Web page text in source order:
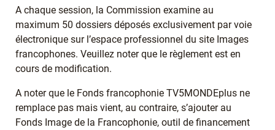
A chaque session, la Commission examine au
maximum 50 dossiers déposés exclusivement par voie
électronique sur l’espace professionnel du site Images
francophones. Veuillez noter que le règlement est en
cours de modification.
A noter que le Fonds francophonie TV5MONDEplus ne
remplace pas mais vient, au contraire, s’ajouter au
Fonds Image de la Francophonie, outil de financement